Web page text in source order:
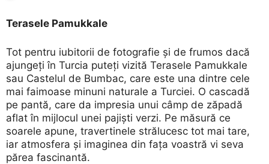
Terasele Pamukkale
Tot pentru iubitorii de fotografie și de frumos dacă
ajungeți în Turcia puteți vizită Terasele Pamukkale
sau Castelul de Bumbac, care este una dintre cele
mai faimoase minuni naturale a Turciei. O cascadă
pe pantă, care da impresia unui câmp de zăpadă
aflat în mijlocul unei pajiști verzi. Pe măsură ce
soarele apune, travertinele strălucesc tot mai tare,
iar atmosfera și imaginea din fața voastră vi seva
părea fascinantă.